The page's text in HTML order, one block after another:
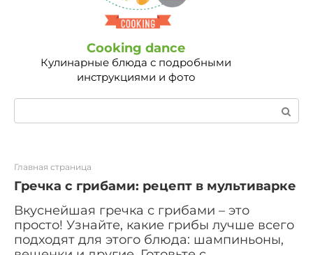
Сooking dance
Кулинарные блюда с подробными
инструкциями и фото
Поиск:
Главная страница
Гречка с грибами: рецепт в мультиварке
Вкуснейшая гречка с грибами – это
просто! Узнайте, какие грибы лучше всего
подходят для этого блюда: шампиньоны,